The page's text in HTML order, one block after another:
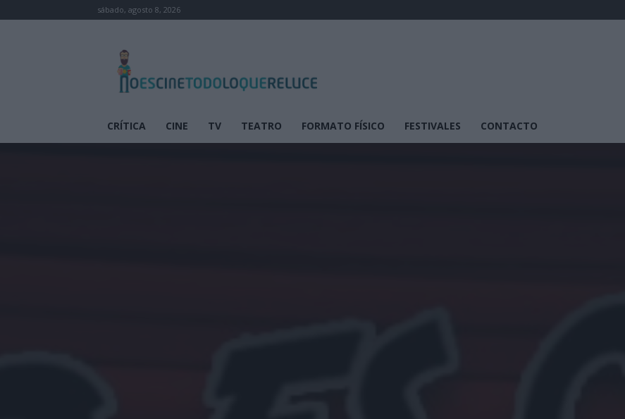
sábado, agosto 8, 2026
cine
todo
que
CRÍTICA CINE TV TEATRO FORMATO FÍSICO FESTIVALES CONTACTO